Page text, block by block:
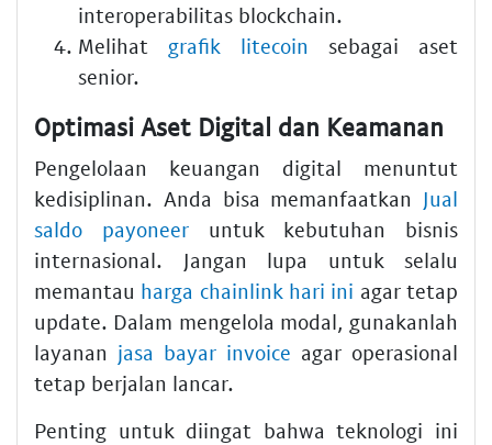
interoperabilitas blockchain.
Melihat grafik litecoin sebagai aset
senior.
Optimasi Aset Digital dan Keamanan
Pengelolaan keuangan digital menuntut
kedisiplinan. Anda bisa memanfaatkan Jual
saldo payoneeruntuk kebutuhan bisnis
internasional. Jangan lupa untuk selalu
memantau harga chainlink hari ini agar tetap
update. Dalam mengelola modal, gunakanlah
layanan jasa bayar invoice agar operasional
tetap berjalan lancar.
Penting untuk diingat bahwa teknologi ini